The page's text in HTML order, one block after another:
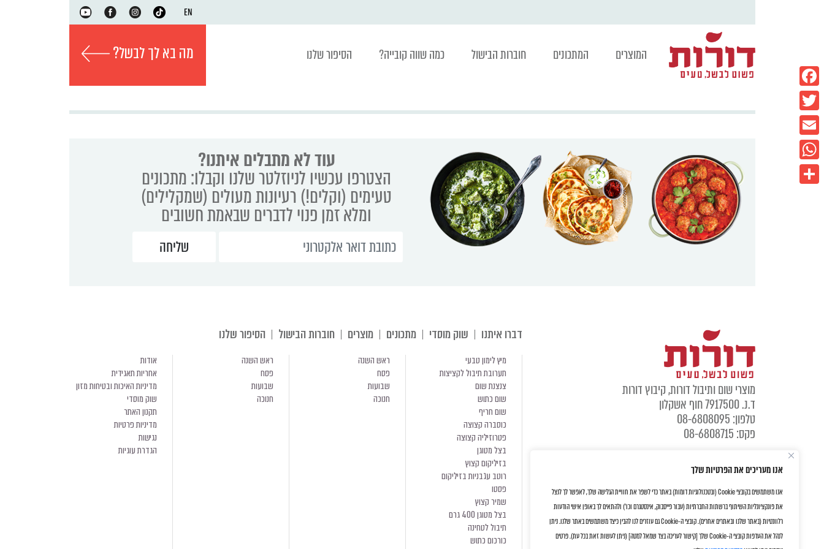
אנו מעריכים את הפרטיות שלך
אנו משתמשים בקובצי Cookie (ובטכנולוגיות דומות) באתר כדי לשפר את חוויית הגלישה שלך, לאפשר לך לנצל
את פונקציונליות השיתוף ברשתות החברתיות (עבור פייסבוק, אינסטגרם וכו') ולהתאים לך באופן אישי הודעות
רלוונטיות (באתר שלנו ובאתרים אחרים). קובצי ה-Cookie גם עוזרים לנו להבין כיצד משתמשים באתר שלנו. ניתן
לנהל את העדפות קובצי ה-Cookie שלך [קישור לעריכה בצד שמאל למטה] (ניתן לעשות זאת בכל עת). פרטים
EN
המוצרים המתכונים חוברות הבישול כמה שווה קובייה? הסיפור שלנו מה בא לך לבשל?
עוד לא מתבלים איתנו?
הצטרפו עכשיו לניוזלטר שלנו וקבלו: מתכונים
טעימים (וקלים!) רעיונות מעולים (שמקלילים)
ומלא זמן פנוי לדברים שבאמת חשובים
מוצרי שום ותיבול דורות, קיבוץ דורות
ד.נ. 7917500 חוף אשקלון
טלפון: 08-6808095
פקס: 08-6808715
דברו איתנו שוק מוסדי מתכונים מוצרים חוברות הבישול הסיפור שלנו
מיץ לימון טבעי
תערובת תיבול לקציצות
צנצנת שום
שום כתוש
שום חריף
כוסברה קצוצה
פטרוזיליה קצוצה
בצל מטוגן
בזיליקום קצוץ
רוטב עגבניות בזיליקום
פסטו
שמיר קצוץ
בצל מטוגן 400 גרם
תיבול לטחינה
כורכום כתוש
ראש השנה
פסח
שבועות
חנוכה
ראש השנה
פסח
שבועות
חנוכה
אודות
אחריות תאגידית
מדיניות האיכות ובטיחות מזון
שוק מוסדי
תקנון האתר
מדיניות פרטיות
נגישות
הגדרת עוגיות
Facebook
Twitter
Email
WhatsApp